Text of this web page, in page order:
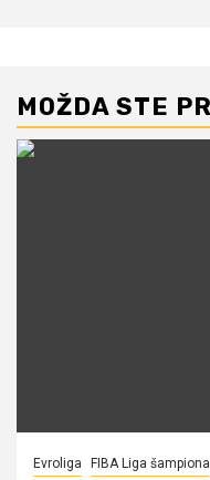
MOŽDA STE
Evroliga FIBA Liga šampiona